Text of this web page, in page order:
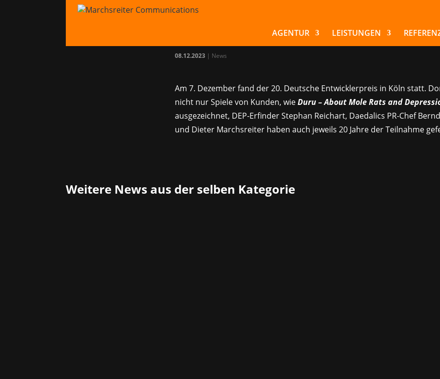
AGENTUR LEISTUNGEN
20. Deutscher
Entwicklerpreis
08.12.2023| News
Am 7. Dezember fand der 20. Deutsche Entwicklerpreis in Köln statt.
nicht nur Spiele von Kunden, wieDuru – About Mole Rats and
ausgezeichnet, DEP-Erfinder Stephan Reichart, Daedalics PR-Chef
und Dieter Marchsreiter haben auch jeweils 20 Jahre der Teilnahme
Weitere News aus der selben Kategorie